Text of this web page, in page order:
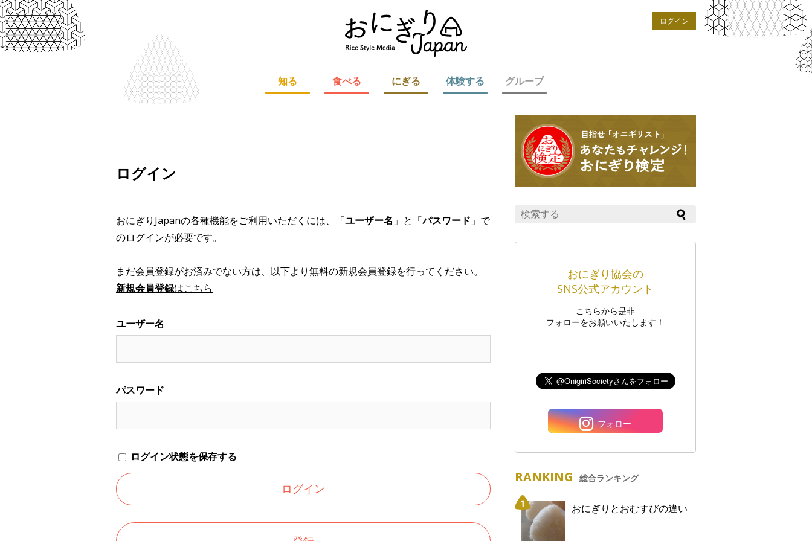
ログイン
知る 食べる にぎる 体験する グループ
ログイン
おにぎりJapanの各種機能をご利用いただくには、「ユーザー名 」と「パスワード 」で
のログインが必要です。
まだ会員登録がお済みでない方は、以下より無料の新規会員登録を行ってください。
新規会員登録はこちら
ユーザー名
パスワード
ログイン状態を保存する
おにぎり協会の
SNS公式アカウント
こちらから是非
フォローをお願いいたします！
フォロー
RANKING 総合ランキング
おにぎりとおむすびの違い